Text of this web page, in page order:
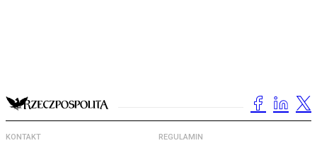
KONTAKT REGULAMIN